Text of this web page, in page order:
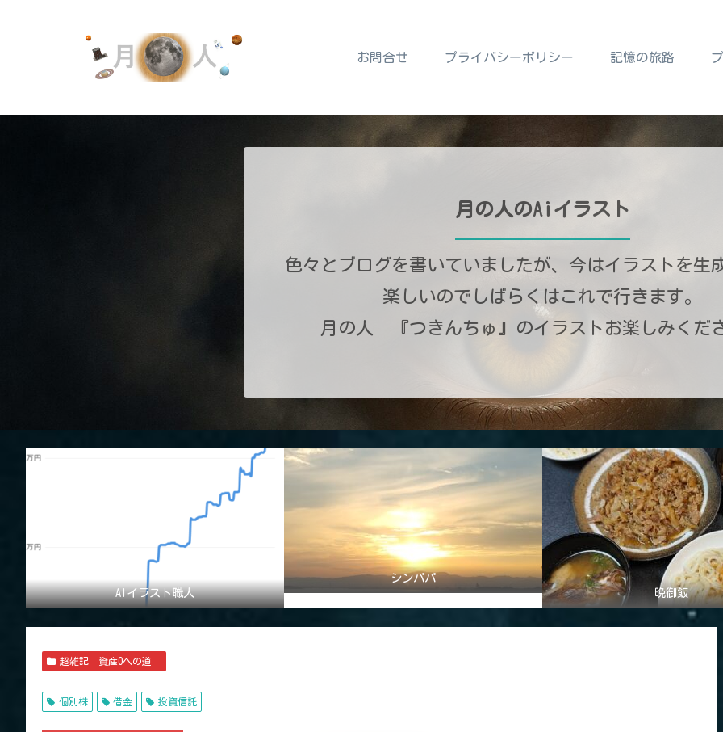
お問合せ プライバシーポリシー 記憶の旅路
月の人のAiイラスト
色々とブログを書いていましたが、今はイラストを生
楽しいのでしばらくはこれで行きます。
月の人 『つきんちゅ』のイラストお楽しみくだ
AIイラスト職人
シンパパ
晩御飯
超雑記 資産0への道
個別株 借金 投資信託